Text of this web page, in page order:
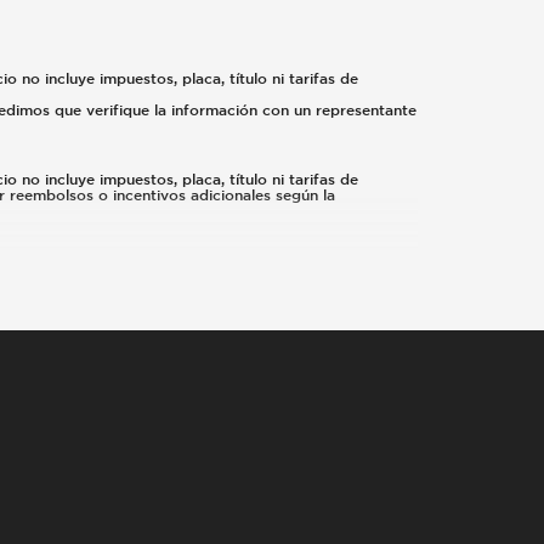
no incluye impuestos, placa, título ni tarifas de
que verifique la información con un representante
no incluye impuestos, placa, título ni tarifas de
o incentivos adicionales según la